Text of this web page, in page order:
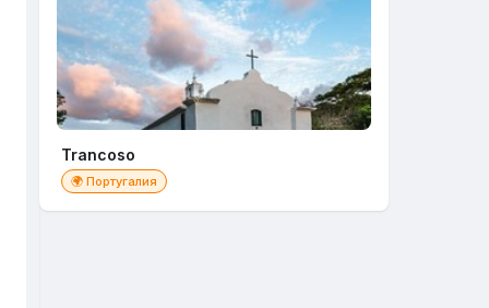
Trancoso
🌍 Португалия